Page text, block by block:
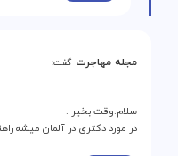
مجله مهاجرت گفت:
سلام.وقت بخیر .
در مورد دکتری در آلمان میشه